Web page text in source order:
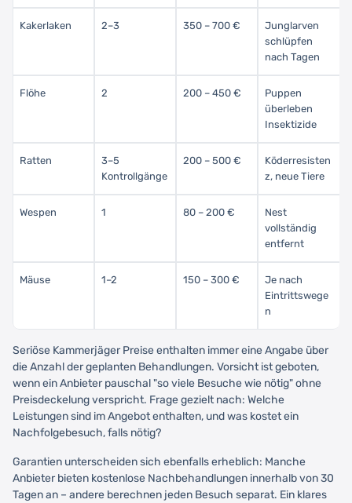
Kakerlaken 2–3 350 – 700 €
Junglarven
schlüpfen
nach Tagen
Flöhe 2 200 – 450 €
Puppen
überleben
Insektizide
Ratten
3–5
Kontrollgänge
200 – 500 €
Köderresisten
z, neue Tiere
Wespen 1 80 – 200 €
Nest
vollständig
entfernt
Mäuse 1–2 150 – 300 €
Je nach
Eintrittswege
n
Seriöse Kammerjäger Preise enthalten immer eine Angabe über
die Anzahl der geplanten Behandlungen. Vorsicht ist geboten,
wenn ein Anbieter pauschal "so viele Besuche wie nötig" ohne
Preisdeckelung verspricht. Frage gezielt nach: Welche
Leistungen sind im Angebot enthalten, und was kostet ein
Nachfolgebesuch, falls nötig?
Garantien unterscheiden sich ebenfalls erheblich: Manche
Anbieter bieten kostenlose Nachbehandlungen innerhalb von 30
Tagen an – andere berechnen jeden Besuch separat. Ein klares